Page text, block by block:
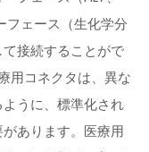
フェース（生化学分
接続することがで
用コネクタは、異な
うに、標準化され
あります。医療用